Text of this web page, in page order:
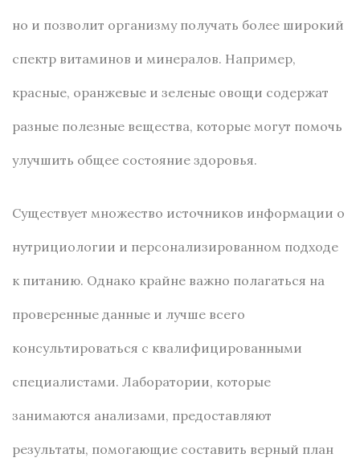
но и позволит организму получать более широкий
спектр витаминов и минералов. Например,
красные, оранжевые и зеленые овощи содержат
разные полезные вещества, которые могут помочь
улучшить общее состояние здоровья.
Существует множество источников информации о
нутрициологии и персонализированном подходе
к питанию. Однако крайне важно полагаться на
проверенные данные и лучше всего
консультироваться с квалифицированными
специалистами. Лаборатории, которые
занимаются анализами, предоставляют
результаты, помогающие составить верный план